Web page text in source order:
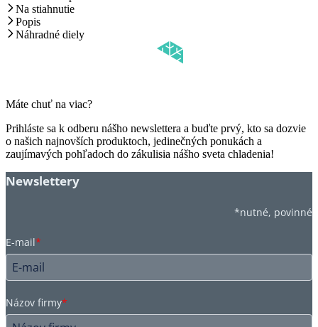
Na stiahnutie
Popis
Náhradné diely
Máte chuť na viac?
Prihláste sa k odberu nášho newslettera a buďte prvý, kto sa dozvie
o našich najnovších produktoch, jedinečných ponukách a
zaujímavých pohľadoch do zákulisia nášho sveta chladenia!
Newslettery
*nutné, povinné
E-mail*
Názov firmy*